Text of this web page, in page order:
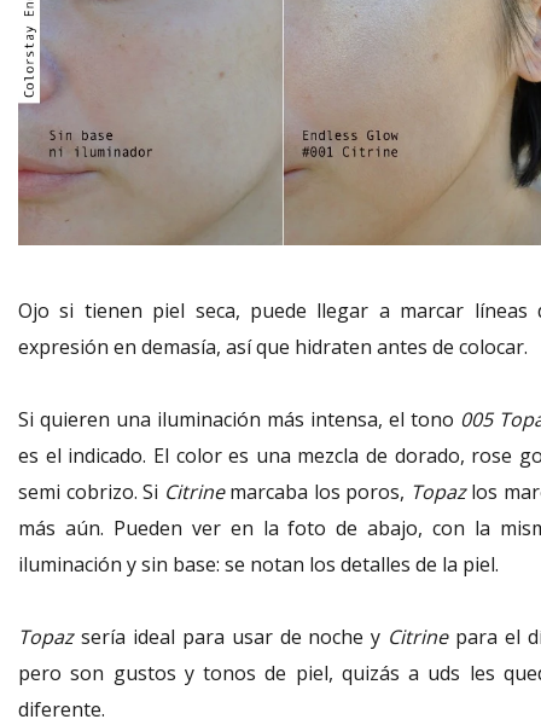
Ojo si tienen piel seca, puede llegar a marcar líneas
expresión en demasía, así que hidraten antes de colocar.
Si quieren una iluminación más intensa, el tono 005
es el indicado. El color es una mezcla de dorado, rose
semi cobrizo. Si Citrinemarcaba los poros, Topazlos
más aún. Pueden ver en la foto de abajo, con la
iluminación y sin base: se notan los detalles de la piel.
Topazsería ideal para usar de noche y Citrinepara el
pero son gustos y tonos de piel, quizás a uds les
diferente.